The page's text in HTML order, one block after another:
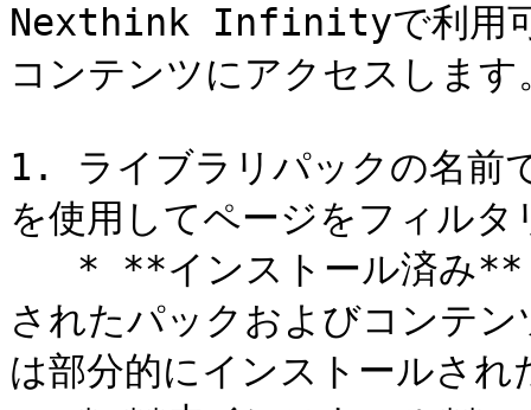
Nexthink Infinityで利用可
コンテンツにアクセスしま
1. ライブラリパックの名前
を使用してページをフィルタ
されたパックおよびコンテ
は部分的にインストールさ